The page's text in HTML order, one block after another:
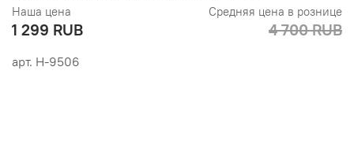
арт. Н-9506
Наша цена
1 299 RUB
Средняя цена в рознице
4 700 RUB